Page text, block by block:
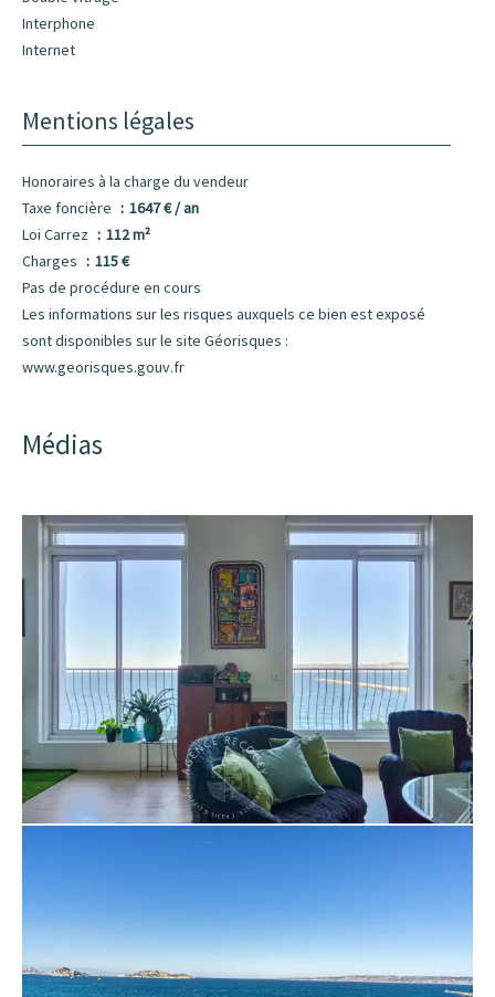
Interphone
Internet
Mentions légales
Honoraires à la charge du vendeur
Taxe foncière
1647 € / an
Loi Carrez
112 m²
Charges
115 €
Pas de procédure en cours
Les informations sur les risques auxquels ce bien est exposé
sont disponibles sur le site Géorisques :
www.georisques.gouv.fr
Médias